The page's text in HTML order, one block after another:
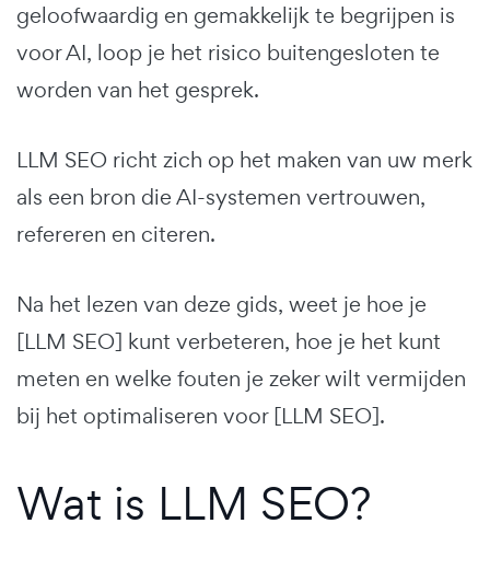
geloofwaardig en gemakkelijk te begrijpen is
voor AI, loop je het risico buitengesloten te
worden van het gesprek.
LLM SEO richt zich op het maken van uw merk
als een bron die AI-systemen vertrouwen,
refereren en citeren.
Na het lezen van deze gids, weet je hoe je
[LLM SEO] kunt verbeteren, hoe je het kunt
meten en welke fouten je zeker wilt vermijden
bij het optimaliseren voor [LLM SEO].
Wat is LLM SEO?